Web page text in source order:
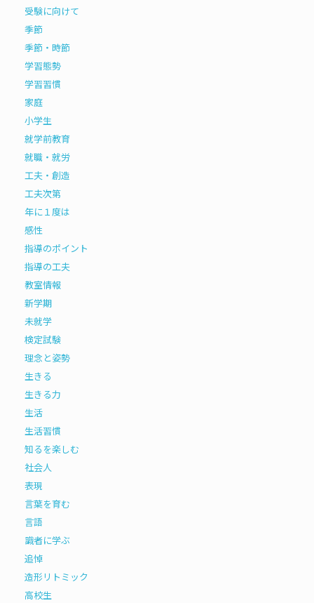
受験に向けて
季節
季節・時節
学習態勢
学習習慣
家庭
小学生
就学前教育
就職・就労
工夫・創造
工夫次第
年に１度は
感性
指導のポイント
指導の工夫
教室情報
新学期
未就学
検定試験
理念と姿勢
生きる
生きる力
生活
生活習慣
知るを楽しむ
社会人
表現
言葉を育む
言語
識者に学ぶ
追悼
造形リトミック
高校生